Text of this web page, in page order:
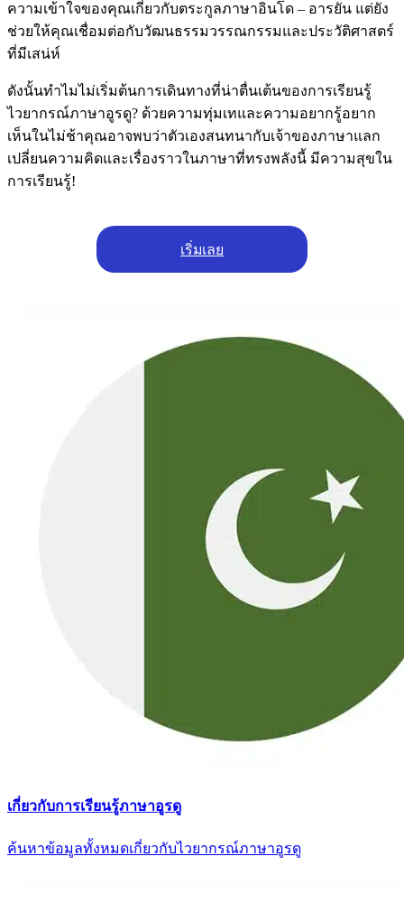
ความเข้าใจของคุณเกี่ยวกับตระกูลภาษาอินโด – อารยัน แต่ยัง
ช่วยให้คุณเชื่อมต่อกับวัฒนธรรมวรรณกรรมและประวัติศาสตร์
ที่มีเสน่ห์
ดังนั้นทําไมไม่เริ่มต้นการเดินทางที่น่าตื่นเต้นของการเรียนรู้
ไวยากรณ์ภาษาอูรดู? ด้วยความทุ่มเทและความอยากรู้อยาก
เห็นในไม่ช้าคุณอาจพบว่าตัวเองสนทนากับเจ้าของภาษาแลก
เปลี่ยนความคิดและเรื่องราวในภาษาที่ทรงพลังนี้ มีความสุขใน
การเรียนรู้!
เริ่มเลย
เกี่ยวกับการเรียนรู้ภาษาอูรดู
ค้นหาข้อมูลทั้งหมดเกี่ยวกับไวยากรณ์ภาษาอูรดู